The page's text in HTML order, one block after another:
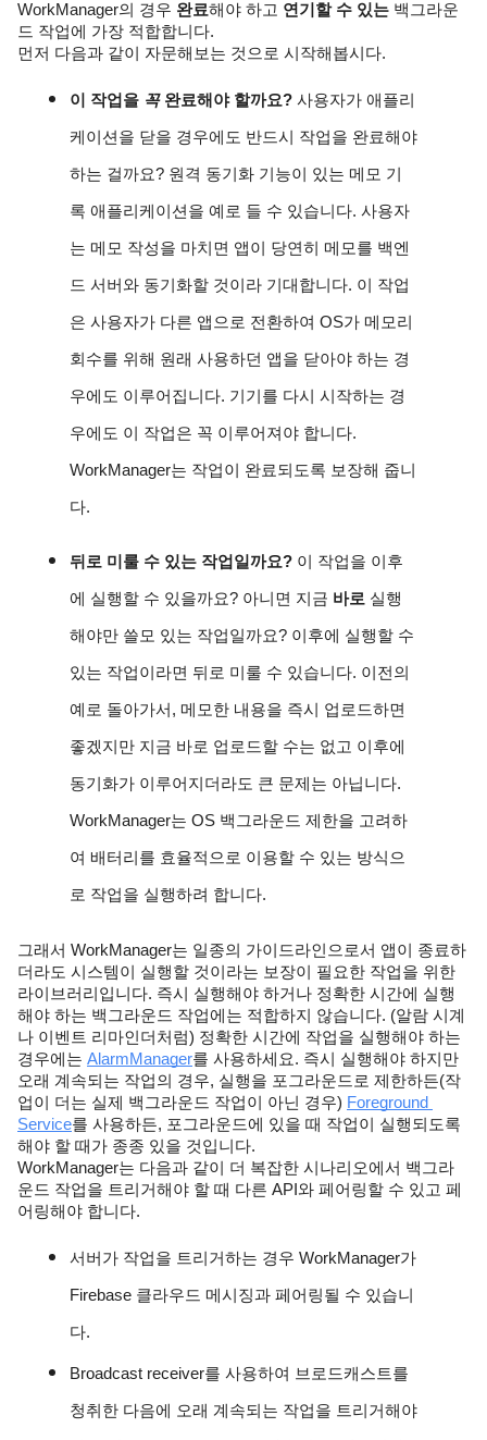
WorkManager의 경우 완료해야 하고 연기할 수 있는 백그라운
드 작업에 가장 적합합니다.
먼저 다음과 같이 자문해보는 것으로 시작해봅시다.
이 작업을 꼭 완료해야 할까요? 사용자가 애플리
케이션을 닫을 경우에도 반드시 작업을 완료해야
하는 걸까요? 원격 동기화 기능이 있는 메모 기
록 애플리케이션을 예로 들 수 있습니다. 사용자
는 메모 작성을 마치면 앱이 당연히 메모를 백엔
드 서버와 동기화할 것이라 기대합니다. 이 작업
은 사용자가 다른 앱으로 전환하여 OS가 메모리
회수를 위해 원래 사용하던 앱을 닫아야 하는 경
우에도 이루어집니다. 기기를 다시 시작하는 경
우에도 이 작업은 꼭 이루어져야 합니다.
WorkManager는 작업이 완료되도록 보장해 줍니
다.
뒤로 미룰 수 있는 작업일까요? 이 작업을 이후
에 실행할 수 있을까요? 아니면 지금 바로 실행
해야만 쓸모 있는 작업일까요? 이후에 실행할 수
있는 작업이라면 뒤로 미룰 수 있습니다. 이전의
예로 돌아가서, 메모한 내용을 즉시 업로드하면
좋겠지만 지금 바로 업로드할 수는 없고 이후에
동기화가 이루어지더라도 큰 문제는 아닙니다.
WorkManager는 OS 백그라운드 제한을 고려하
여 배터리를 효율적으로 이용할 수 있는 방식으
로 작업을 실행하려 합니다.
그래서 WorkManager는 일종의 가이드라인으로서 앱이 종료하
더라도 시스템이 실행할 것이라는 보장이 필요한 작업을 위한
라이브러리입니다. 즉시 실행해야 하거나 정확한 시간에 실행
해야 하는 백그라운드 작업에는 적합하지 않습니다. (알람 시계
나 이벤트 리마인더처럼) 정확한 시간에 작업을 실행해야 하는
경우에는 AlarmManager를 사용하세요. 즉시 실행해야 하지만
오래 계속되는 작업의 경우, 실행을 포그라운드로 제한하든(작
업이 더는 실제 백그라운드 작업이 아닌 경우) Foreground
Service를 사용하든, 포그라운드에 있을 때 작업이 실행되도록
해야 할 때가 종종 있을 것입니다.
WorkManager는 다음과 같이 더 복잡한 시나리오에서 백그라
운드 작업을 트리거해야 할 때 다른 API와 페어링할 수 있고 페
어링해야 합니다.
서버가 작업을 트리거하는 경우 WorkManager가
Firebase 클라우드 메시징과 페어링될 수 있습니
다.
Broadcast receiver를 사용하여 브로드캐스트를
청취한 다음에 오래 계속되는 작업을 트리거해야